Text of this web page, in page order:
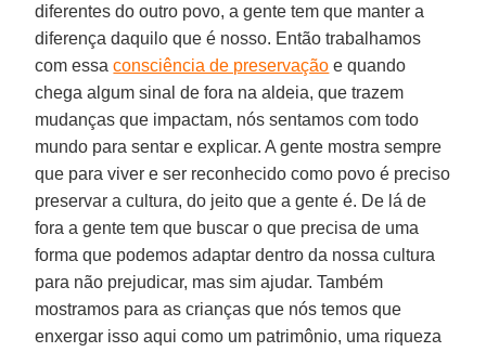
diferentes do outro povo, a gente tem que manter a
diferença daquilo que é nosso. Então trabalhamos
com essaconsciência de preservação e quando
chega algum sinal de fora na aldeia, que trazem
mudanças que impactam, nós sentamos com todo
mundo para sentar e explicar. A gente mostra sempre
que para viver e ser reconhecido como povo é preciso
preservar a cultura, do jeito que a gente é. De lá de
fora a gente tem que buscar o que precisa de uma
forma que podemos adaptar dentro da nossa cultura
para não prejudicar, mas sim ajudar. Também
mostramos para as crianças que nós temos que
enxergar isso aqui como um patrimônio, uma riqueza